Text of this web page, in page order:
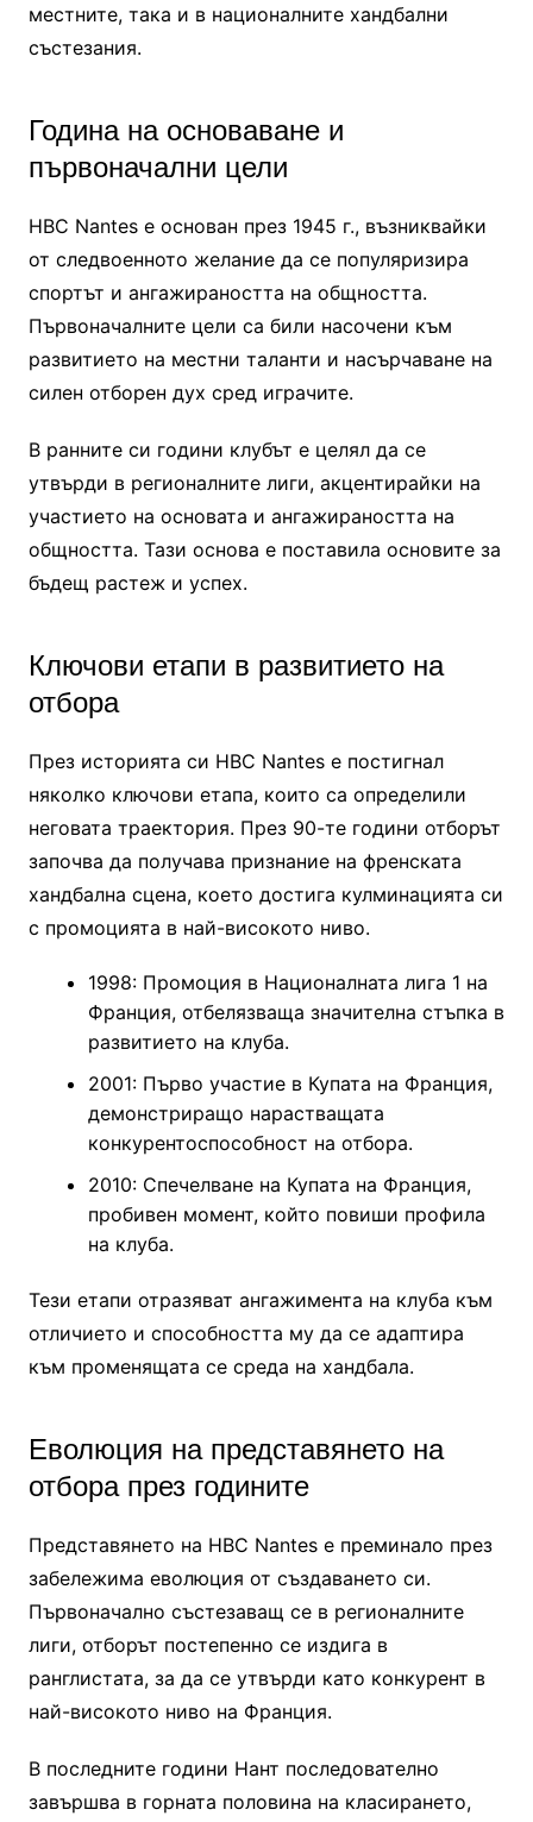
местните, така и в националните хандбални
състезания.
Година на основаване и
първоначални цели
HBC Nantes е основан през 1945 г., възниквайки
от следвоенното желание да се популяризира
спортът и ангажираността на общността.
Първоначалните цели са били насочени към
развитието на местни таланти и насърчаване на
силен отборен дух сред играчите.
В ранните си години клубът е целял да се
утвърди в регионалните лиги, акцентирайки на
участието на основата и ангажираността на
общността. Тази основа е поставила основите за
бъдещ растеж и успех.
Ключови етапи в развитието на
отбора
През историята си HBC Nantes е постигнал
няколко ключови етапа, които са определили
неговата траектория. През 90-те години отборът
започва да получава признание на френската
хандбална сцена, което достига кулминацията си
с промоцията в най-високото ниво.
1998: Промоция в Националната лига 1 на
Франция, отбелязваща значителна стъпка в
развитието на клуба.
2001: Първо участие в Купата на Франция,
демонстриращо нарастващата
конкурентоспособност на отбора.
2010: Спечелване на Купата на Франция,
пробивен момент, който повиши профила
на клуба.
Тези етапи отразяват ангажимента на клуба към
отличието и способността му да се адаптира
към променящата се среда на хандбала.
Еволюция на представянето на
отбора през годините
Представянето на HBC Nantes е преминало през
забележима еволюция от създаването си.
Първоначално състезаващ се в регионалните
лиги, отборът постепенно се издига в
ранглистата, за да се утвърди като конкурент в
най-високото ниво на Франция.
В последните години Нант последователно
завършва в горната половина на класирането,